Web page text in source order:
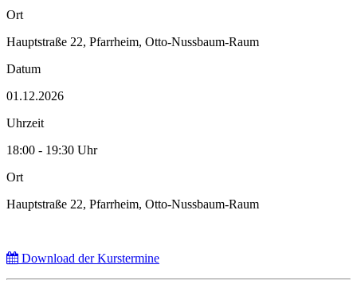
Ort
Hauptstraße 22, Pfarrheim, Otto-Nussbaum-Raum
Datum
01.12.2026
Uhrzeit
18:00 - 19:30 Uhr
Ort
Hauptstraße 22, Pfarrheim, Otto-Nussbaum-Raum
Download der Kurstermine